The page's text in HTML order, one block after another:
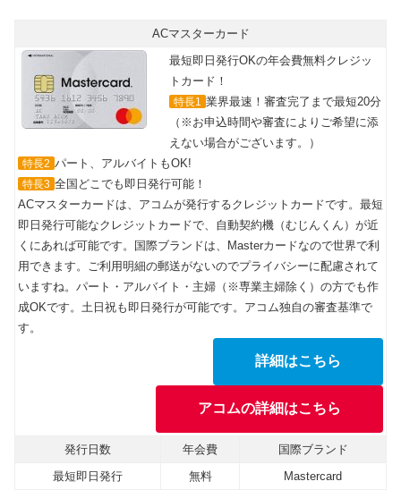
ACマスターカード
最短即日発行OKの年会費無料クレジッ
トカード！
特長1 業界最速！審査完了まで最短20分
（※お申込時間や審査によりご希望に添
えない場合がございます。）
特長2 パート、アルバイトもOK!
特長3 全国どこでも即日発行可能！
ACマスターカードは、アコムが発行するクレジットカードです。最短
即日発行可能なクレジットカードで、自動契約機（むじんくん）が近
くにあれば可能です。国際ブランドは、Masterカードなので世界で利
用できます。ご利用明細の郵送がないのでプライバシーに配慮されて
いますね。パート・アルバイト・主婦（※専業主婦除く）の方でも作
成OKです。土日祝も即日発行が可能です。アコム独自の審査基準で
す。
詳細はこちら
アコムの詳細はこちら
発行日数 年会費
国際ブランド
最短即日発行
無料 Mastercard